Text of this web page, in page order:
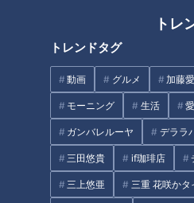
トレ
トレンドタグ
動画 グルメ 加藤愛
モーニング 生活
ガンバレルーヤ デララ
三田悠貴 if珈琲店
三上悠亜 三重 花咲かタ
回転寿司なのに炎のパフォーマ
ンス！？愛知県発祥の「魚魚